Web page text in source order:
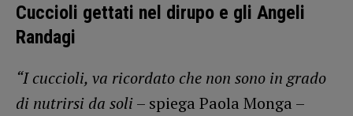
Cuccioli gettati nel dirupo e gli Angeli
Randagi
“I cuccioli, va ricordato che non sono in grado
di nutrirsi da soli– spiega Paola Monga –